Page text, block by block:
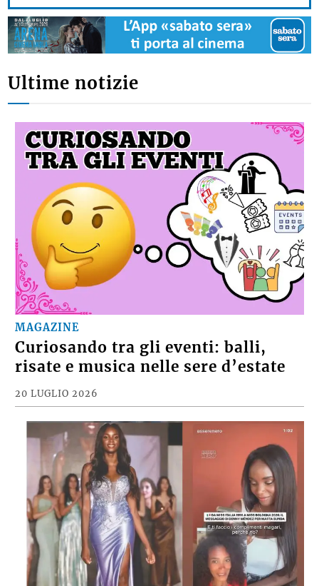
Ultime notizie
MAGAZINE
Curiosando tra gli eventi: balli,
risate e musica nelle sere d’estate
20 LUGLIO 2026